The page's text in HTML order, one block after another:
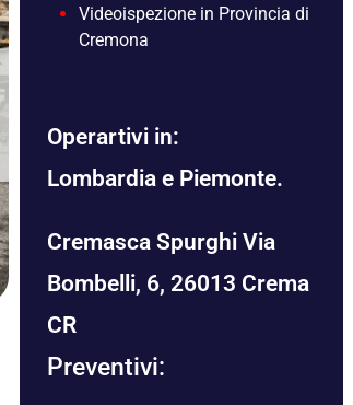
Videoispezione in Provincia di
Cremona
Operartivi in:
Lombardia e Piemonte.
Cremasca Spurghi Via
Bombelli, 6, 26013 Crema
CR
Preventivi: